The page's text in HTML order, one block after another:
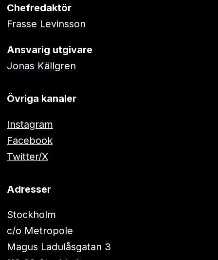
Chefredaktör
Frasse Levinsson
Ansvarig utgivare
Jonas Källgren
Övriga kanaler
Instagram
Facebook
Twitter/X
Adresser
Stockholm
c/o Metropole
Magus Ladulåsgatan 3